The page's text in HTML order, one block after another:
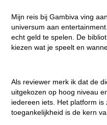
Mijn reis bij Gambiva ving
universum aan
echt geld te spelen. De
kiezen wat je speelt en
Als reviewer merk ik dat de
uitgekozen op hoog niveau
iedereen iets. Het platform
toegankelijkheid is de kern